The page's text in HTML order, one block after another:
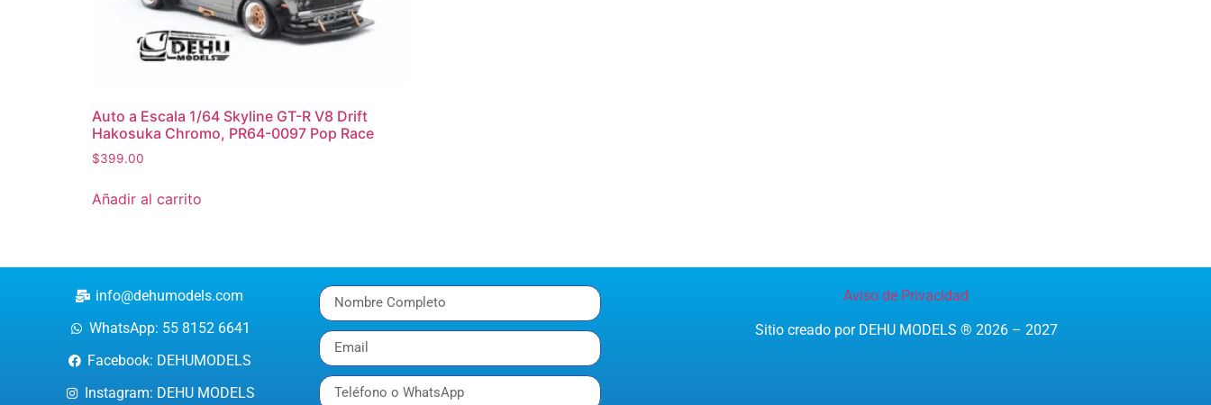
Auto a Escala 1/64 Skyline GT-R V8 Drift
Hakosuka Chromo, PR64-0097 Pop Race
$399.00
Añadir al carrito
info@dehumodels.com
WhatsApp: 55 8152 6641
Facebook: DEHUMODELS
Instagram: DEHU MODELS
Aviso de Privacidad
Sitio creado por DEHU MODELS ® 2026 – 2027